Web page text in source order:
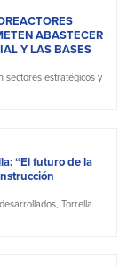
ABASTECER
Y LAS BASES
sectores estratégicos y
“El futuro de la
Torrella